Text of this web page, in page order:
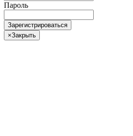
Пароль
Зарегистрироваться
×Закрыть